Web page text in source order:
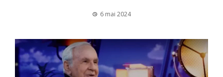
6 mai 2024